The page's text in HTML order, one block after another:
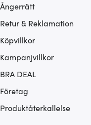
Ångerrätt
Retur & Reklamation
Köpvillkor
Kampanjvillkor
BRA DEAL
Företag
Produktåterkallelse